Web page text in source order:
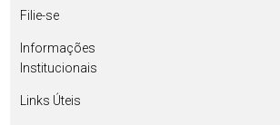
Filie-se
Informações
Institucionais
Links Úteis